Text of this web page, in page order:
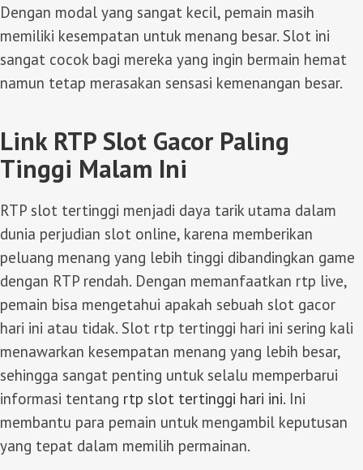
Dengan modal yang sangat kecil, pemain masih
memiliki kesempatan untuk menang besar. Slot ini
sangat cocok bagi mereka yang ingin bermain hemat
namun tetap merasakan sensasi kemenangan besar.
Link RTP Slot Gacor Paling
Tinggi Malam Ini
RTP slot tertinggi menjadi daya tarik utama dalam
dunia perjudian slot online, karena memberikan
peluang menang yang lebih tinggi dibandingkan game
dengan RTP rendah. Dengan memanfaatkan rtp live,
pemain bisa mengetahui apakah sebuah slot gacor
hari ini atau tidak. Slot rtp tertinggi hari ini sering kali
menawarkan kesempatan menang yang lebih besar,
sehingga sangat penting untuk selalu memperbarui
informasi tentang rtp slot tertinggi hari ini. Ini
membantu para pemain untuk mengambil keputusan
yang tepat dalam memilih permainan.